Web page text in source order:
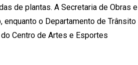
de plantas. A Secretaria de Obras e
o Departamento de Trânsito
Centro de Artes e Esportes